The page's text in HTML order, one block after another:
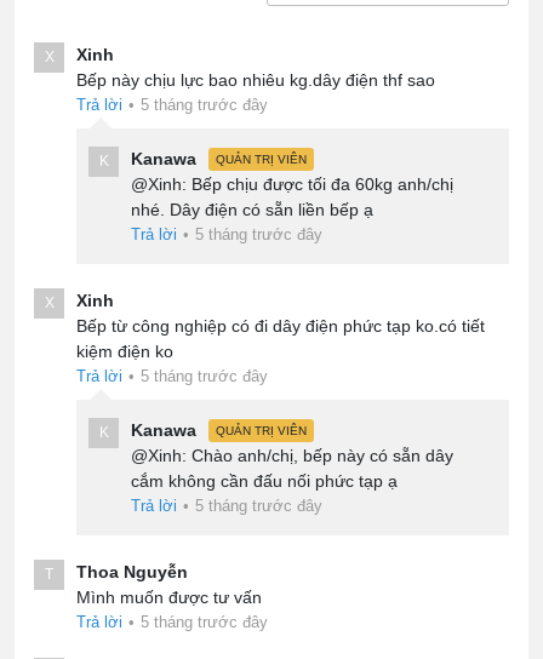
X
Xinh
Bếp này chịu lực bao nhiêu kg.dây điện thf sao
Trả lời • 5 tháng trước đây
K Kanawa QUẢN TRỊ VIÊN
@Xinh: Bếp chịu được tối đa 60kg anh/chị
nhé. Dây điện có sẵn liền bếp ạ
Trả lời • 5 tháng trước đây
X
Xinh
Bếp từ công nghiệp có đi dây điện phức tạp ko.có tiết
kiệm điện ko
Trả lời • 5 tháng trước đây
K Kanawa QUẢN TRỊ VIÊN
@Xinh: Chào anh/chị, bếp này có sẵn dây
cắm không cần đấu nối phức tạp ạ
Trả lời • 5 tháng trước đây
T
Thoa Nguyễn
Mình muốn được tư vấn
Trả lời • 5 tháng trước đây